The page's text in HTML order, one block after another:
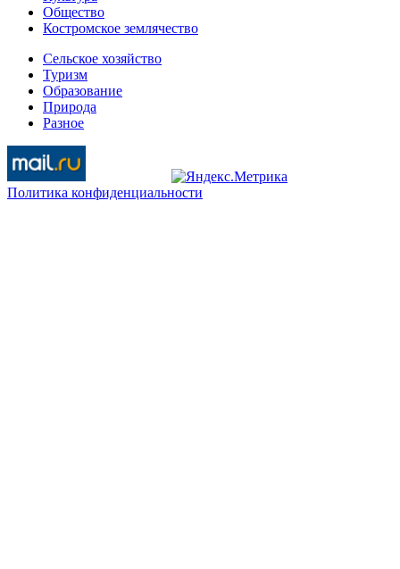
Общество
Костромское землячество
Сельское хозяйство
Туризм
Образование
Природа
Разное
Политика конфиденциальности